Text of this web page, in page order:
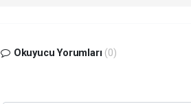
Okuyucu Yorumları (0)